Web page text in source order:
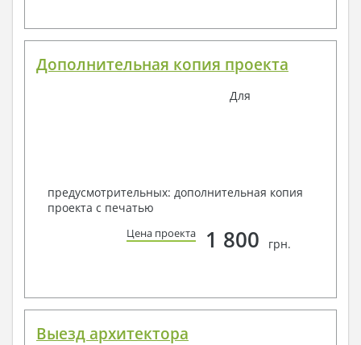
Дополнительная копия проекта
Для
предусмотрительных: дополнительная копия
проекта с печатью
Цена проекта 1 800 грн.
Выезд архитектора